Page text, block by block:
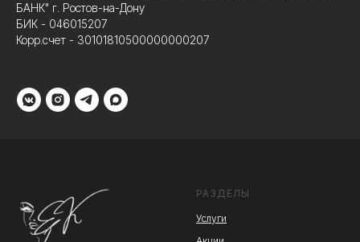
БАНК" г. Ростов-на-Дону
БИК - 046015207
Корр.счет - 30101810500000000207
РАЗДЕЛЫ
Услуги